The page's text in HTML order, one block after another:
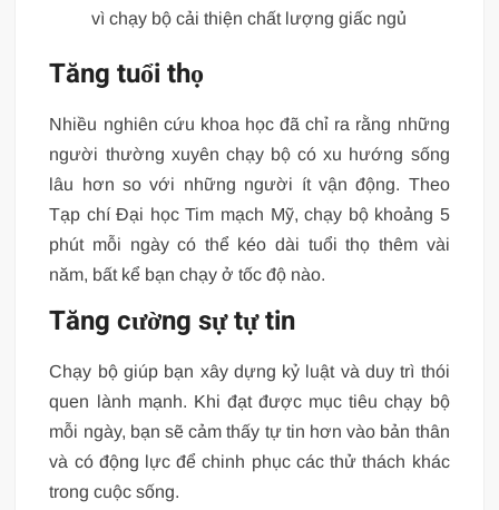
vì chạy bộ cải thiện chất lượng giấc ngủ
Tăng tuổi thọ
Nhiều nghiên cứu khoa học đã chỉ ra rằng những
người thường xuyên chạy bộ có xu hướng sống
lâu hơn so với những người ít vận động. Theo
Tạp chí Đại học Tim mạch Mỹ, chạy bộ khoảng 5
phút mỗi ngày có thể kéo dài tuổi thọ thêm vài
năm, bất kể bạn chạy ở tốc độ nào.
Tăng cường sự tự tin
Chạy bộ giúp bạn xây dựng kỷ luật và duy trì thói
quen lành mạnh. Khi đạt được mục tiêu chạy bộ
mỗi ngày, bạn sẽ cảm thấy tự tin hơn vào bản thân
và có động lực để chinh phục các thử thách khác
trong cuộc sống.